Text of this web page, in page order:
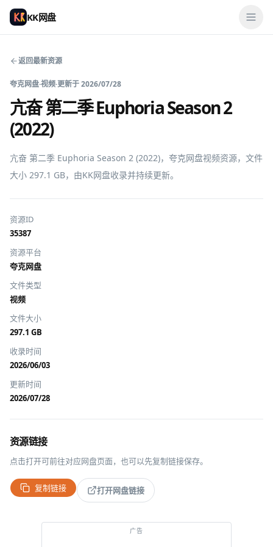
KK网盘
返回最新资源
夸克网盘·视频·更新于2026/07/28
亢奋 第二季 Euphoria Season 2
(2022)
亢奋 第二季 Euphoria Season 2 (2022)，夸克网盘视频资源，文件
大小 297.1 GB，由KK网盘收录并持续更新。
资源ID
35387
资源平台
夸克网盘
文件类型
视频
文件大小
297.1 GB
收录时间
2026/06/03
更新时间
2026/07/28
资源链接
点击打开可前往对应网盘页面，也可以先复制链接保存。
复制链接 打开网盘链接
推广